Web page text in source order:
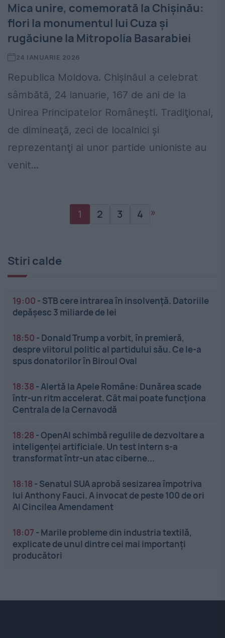
Mica unire, comemorată la Chişinău:
flori la monumentul lui Cuza şi
rugăciune la Mitropolia Basarabiei
24 IANUARIE 2026
Republica Moldova. Chişinăul a celebrat
sâmbătă, 24 ianuarie, 167 de ani de la
Unirea Principatelor Româneşti. Tradiţional,
de dimineaţă, zeci de localnici şi
reprezentanţi ai unor partide unioniste au
venit...
1 2 3 4 »
Stiri calde
19:00 - STB cere intrarea în insolvență. Datoriile
depășesc 3 miliarde de lei
18:50 - Donald Trump a vorbit, în premieră,
despre viitorul politic al partidului său. Ce le-a
spus donatorilor în Biroul Oval
18:38 -Alertă la Apele Române: Dunărea scade
într-un ritm accelerat. Cât mai poate funcționa
Centrala de la Cernavodă
18:28 -OpenAI schimbă regulile de dezvoltare a
inteligenței artificiale. Un test intern s-a
transformat într-un atac ciberne...
18:18 - Senatul SUA aprobă sesizarea împotriva
lui Anthony Fauci. A invocat de peste 100 de ori
Al Cincilea Amendament
18:07 - Marile probleme din industria textilă,
explicate de unul dintre cei mai importanți
producători